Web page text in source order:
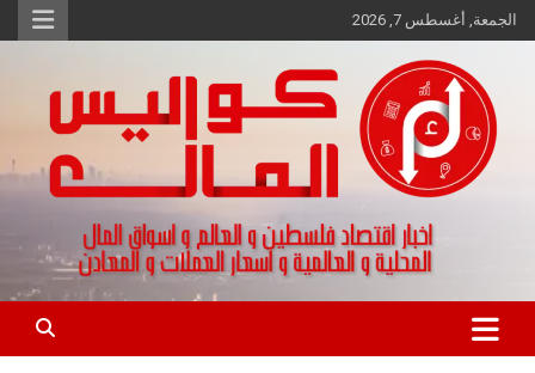
Skip
to
الجمعة, أغسطس 7, 2026
كواليس المال
اخبار اقتصاد فلسطين و العالم و تقارير اسواق المال و العملات